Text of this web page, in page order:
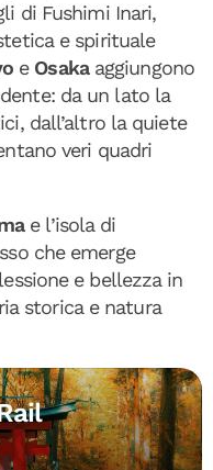
di Fushimi Inari,
e spirituale
e Osakaaggiungono
da un lato la
dall’altro la quiete
veri quadri
e l’isola di
che emerge
e bellezza in
storica e natura